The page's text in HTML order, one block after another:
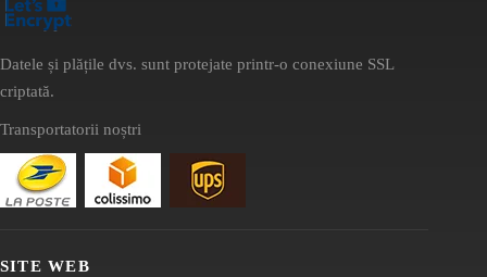
Datele și plățile dvs. sunt protejate printr-o conexiune SSL
criptată.
Transportatorii noștri
SITE WEB